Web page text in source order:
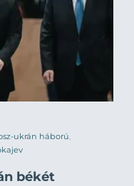
ukrán háború,
békét